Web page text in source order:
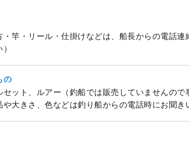
・竿・リール・仕掛けなどは、船長からの電話
の
ット、ルアー（釣船では販売していませんので
や大きさ、色などは釣り船からの電話時にお聞き